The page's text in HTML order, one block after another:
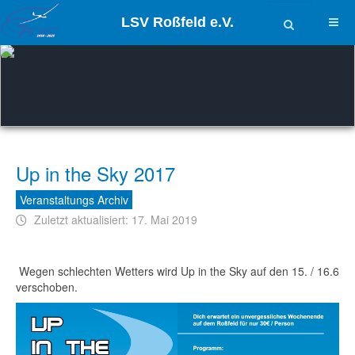
LSV Roßfeld e.V.
Up in the Sky 2017
Veranstaltungs Archiv
Zuletzt aktualisiert: 17. Mai 2019
Wegen schlechten Wetters wird Up in the Sky auf den 15. / 16.6
verschoben.